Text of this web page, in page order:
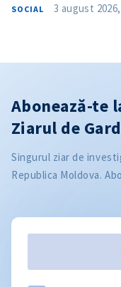
SOCIAL 3 august
Abonează-te
Ziarul de
Singurul ziar de
Republica Moldova.